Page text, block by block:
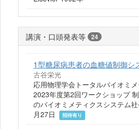
講演・口頭発表等 24
1型糖尿病患者の血糖値制御シ
古谷栄光
応用物理学会トータルバイオミ
2023年度第2回ワークショップ
のバイオミメティクスシステム
月27日
招待有り